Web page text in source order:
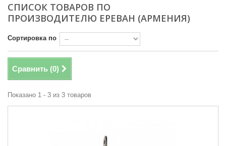
СПИСОК ТОВАРОВ ПО
ПРОИЗВОДИТЕЛЮ ЕРЕВАН (АРМЕНИЯ)
Сортировка по
Сравнить (0)
Показано 1 - 3 из 3 товаров